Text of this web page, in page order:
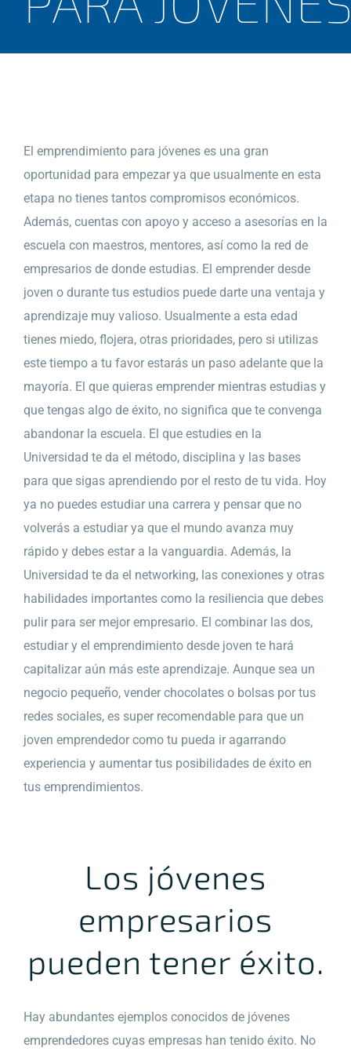
El emprendimiento para jóvenes es una gran
oportunidad para empezar ya que usualmente en esta
etapa no tienes tantos compromisos económicos.
Además, cuentas con apoyo y acceso a asesorías en la
escuela con maestros, mentores, así como la red de
empresarios de donde estudias. El emprender desde
joven o durante tus estudios puede darte una ventaja y
aprendizaje muy valioso. Usualmente a esta edad
tienes miedo, flojera, otras prioridades, pero si utilizas
este tiempo a tu favor estarás un paso adelante que la
mayoría. El que quieras emprender mientras estudias y
que tengas algo de éxito, no significa que te convenga
abandonar la escuela. El que estudies en la
Universidad te da el método, disciplina y las bases
para que sigas aprendiendo por el resto de tu vida. Hoy
ya no puedes estudiar una carrera y pensar que no
volverás a estudiar ya que el mundo avanza muy
rápido y debes estar a la vanguardia. Además, la
Universidad te da el networking, las conexiones y otras
habilidades importantes como la resiliencia que debes
pulir para ser mejor empresario. El combinar las dos,
estudiar y el emprendimiento desde joven te hará
capitalizar aún más este aprendizaje. Aunque sea un
negocio pequeño, vender chocolates o bolsas por tus
redes sociales, es super recomendable para que un
joven emprendedor como tu pueda ir agarrando
experiencia y aumentar tus posibilidades de éxito en
tus emprendimientos.
Los jóvenes
empresarios
pueden tener éxito.
Hay abundantes ejemplos conocidos de jóvenes
emprendedores cuyas empresas han tenido éxito. No